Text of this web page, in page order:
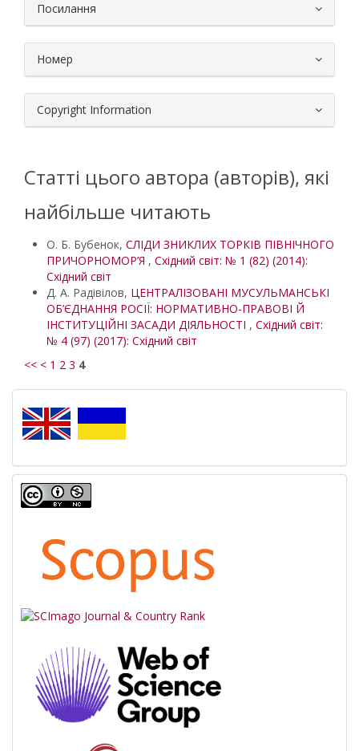
Посилання
Номер
Copyright Information
Статті цього автора (авторів), які
найбільше читають
О. Б. Бубенок, СЛІДИ ЗНИКЛИХ ТОРКІВ ПІВНІЧНОГО
ПРИЧОРНОМОР’Я , Східний світ: № 1 (82) (2014):
Східний світ
Д. А. Радівілов, ЦЕНТРАЛІЗОВАНІ МУСУЛЬМАНСЬКІ
ОБ’ЄДНАННЯ РОСІЇ: НОРМАТИВНО-ПРАВОВІ Й
ІНСТИТУЦІЙНІ ЗАСАДИ ДІЯЛЬНОСТІ , Східний світ:
№ 4 (97) (2017): Східний світ
<< < 1 2 3 4